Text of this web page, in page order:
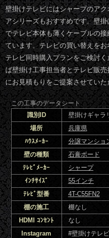
壁掛けテレビにはシャープのア
アシリーズもおすすめです。壁
でテレビ本体も薄くケーブルの
ています。テレビの買い替えを
テレビ同時購入プランをご検討
ば壁掛け工事担当者とテレビ販
にお見積もりをご提案させていた
この工事のデータシート
識別ID
壁掛けギャラ
場所
兵庫県
ﾊｳｽﾒｰｶｰ
分譲マンショ
壁の種類
石膏ボード
ﾃﾚﾋﾞﾒｰｶｰ
シャープ
ｲﾝﾁｻｲｽﾞ
55インチ
ﾃﾚﾋﾞ型番
4T-C55FN2
棚の施工
棚なし
HDMI ｺﾝｾﾝﾄ
なし
Instagram
#壁掛けテレ